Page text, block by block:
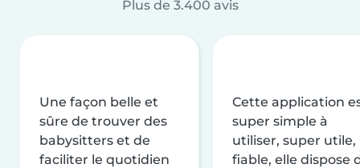
Plus de 3.400 avis
Une façon belle et
sûre de trouver des
babysitters et de
faciliter le quotidien
Cette application
super simple à
utiliser, super utile,
fiable, elle dispose